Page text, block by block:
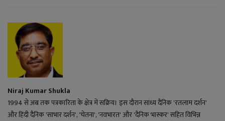
Niraj Kumar Shukla
1994 से अब तक पत्रकारिता के क्षेत्र में सक्रिय। इस दौरान सांध्य दैनिक 'रतलाम दर्शन'
और हिंदी दैनिक 'साभार दर्शन', 'चेतना', 'नवभारत' और 'दैनिक भास्कर' सहित विभिन्न